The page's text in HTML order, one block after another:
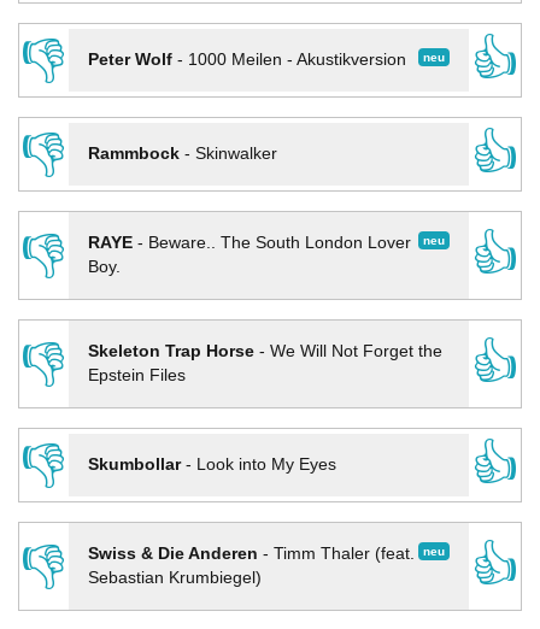
👎
neu
Peter Wolf- 1000 Meilen - Akustikversion
👍
👎
Rammbock- Skinwalker
👍
👎
neu
RAYE- Beware.. The South London Lover
Boy.
👍
👎 Skeleton Trap Horse- We Will Not Forget the
Epstein Files
👍
👎
Skumbollar- Look into My Eyes
👍
👎
neu
Swiss & Die Anderen - Timm Thaler (feat.
Sebastian Krumbiegel)
👍